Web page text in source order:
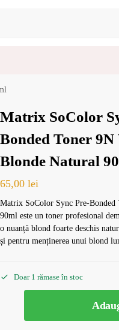
Matrix SoColor
Bonded Toner
Blonde Natural
65,00 lei
Matrix SoColor Sync Pre-
90ml este un toner profesional
o nuanță blond foarte deschis
și pentru menținerea unui blond
Doar 1 rămase în stoc